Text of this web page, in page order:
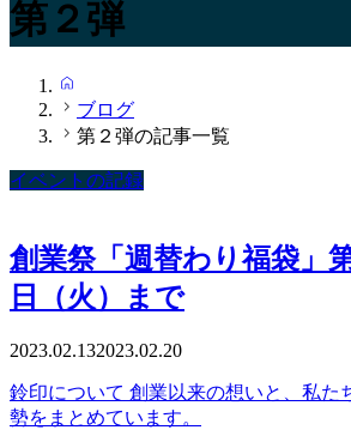
第２弾
ブログ
第２弾の記事一覧
イベントの記録
創業祭「週替わり福袋」
日（火）まで
2023.02.132023.02.20
鈴印について 創業以来の想いと、私た
勢をまとめています。